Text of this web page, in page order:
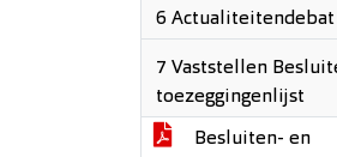
6 Actualiteitendebat
7 Vaststellen
toezeggingenlijst
Besluiten- en